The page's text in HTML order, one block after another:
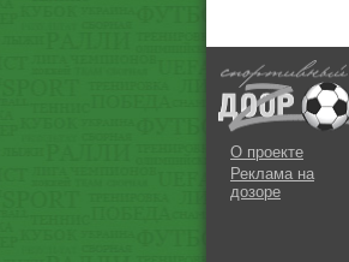
О проекте
Реклама на
дозоре